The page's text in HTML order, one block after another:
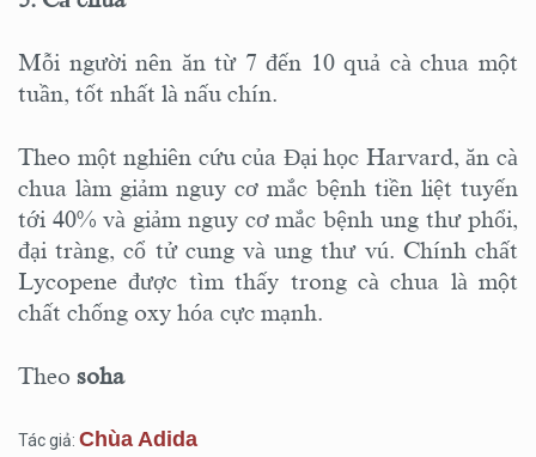
Mỗi người nên ăn từ 7 đến 10 quả cà chua một
tuần, tốt nhất là nấu chín.
Theo một nghiên cứu của Đại học Harvard, ăn cà
chua làm giảm nguy cơ mắc bệnh tiền liệt tuyến
tới 40% và giảm nguy cơ mắc bệnh ung thư phổi,
đại tràng, cổ tử cung và ung thư vú. Chính chất
Lycopene được tìm thấy trong cà chua là một
chất chống oxy hóa cực mạnh.
Theo soha
Tác giả: Chùa Adida